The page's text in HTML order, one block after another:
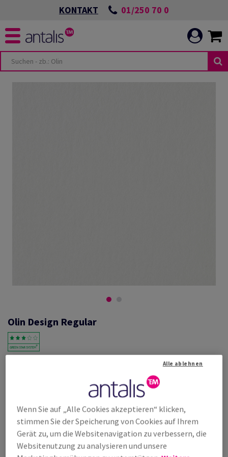
KONTAKT 01/250 70 0
Olin Design Regular
Olin, Regular, natural white, matt, holzfrei ECF, 150g/m2, 720mm x
1020mm, B1+, SB, Paket zu 150 Bogen/Blatt, FSC Mix Credit
Listenpreis
€ 1 329,43 62,50% Rabatt
möglich ab
Wenn Sie auf „Alle Cookies akzeptieren“ klicken,
stimmen Sie der Speicherung von Cookies auf Ihrem
Gerät zu, um die Websitenavigation zu verbessern, die
Websitenutzung zu analysieren und unsere
Alle ablehnen